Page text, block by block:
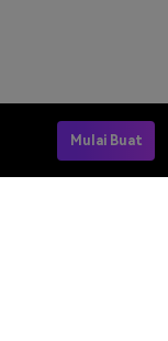
Mulai Buat